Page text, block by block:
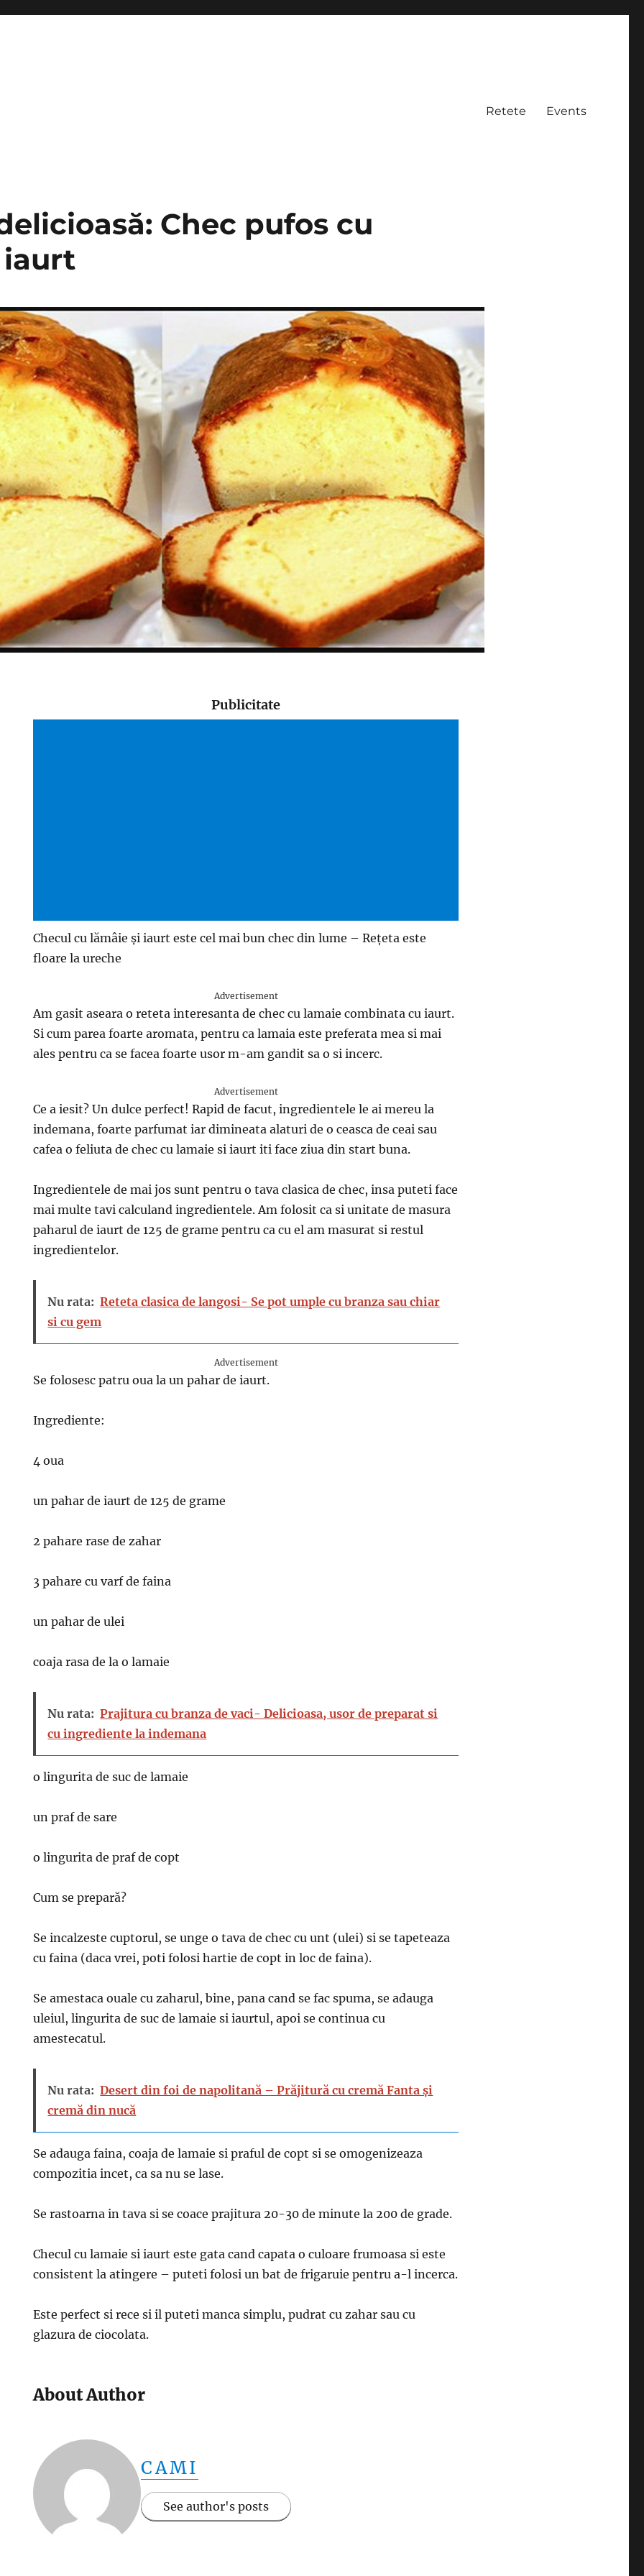
Retete Events
Chec pufos cu
iaurt
Publicitate
Checul cu lămâie și iaurt este cel mai bun chec din lume – Rețeta este
floare la ureche
Advertisement
Am gasit aseara o reteta interesanta de chec cu lamaie combinata cu iaurt.
Si cum parea foarte aromata, pentru ca lamaia este preferata mea si mai
ales pentru ca se facea foarte usor m-am gandit sa o si incerc.
Advertisement
Ce a iesit? Un dulce perfect! Rapid de facut, ingredientele le ai mereu la
indemana, foarte parfumat iar dimineata alaturi de o ceasca de ceai sau
cafea o feliuta de chec cu lamaie si iaurt iti face ziua din start buna.
Ingredientele de mai jos sunt pentru o tava clasica de chec, insa puteti face
mai multe tavi calculand ingredientele. Am folosit ca si unitate de masura
paharul de iaurt de 125 de grame pentru ca cu el am masurat si restul
ingredientelor.
Nu rata: Reteta clasica de langosi- Se pot umple cu branza sau chiar
si cu gem
Advertisement
Se folosesc patru oua la un pahar de iaurt.
Ingrediente:
4 oua
un pahar de iaurt de 125 de grame
2 pahare rase de zahar
3 pahare cu varf de faina
un pahar de ulei
coaja rasa de la o lamaie
Nu rata: Prajitura cu branza de vaci- Delicioasa, usor de preparat si
cu ingrediente la indemana
o lingurita de suc de lamaie
un praf de sare
o lingurita de praf de copt
Cum se prepară?
Se incalzeste cuptorul, se unge o tava de chec cu unt (ulei) si se tapeteaza
cu faina (daca vrei, poti folosi hartie de copt in loc de faina).
Se amestaca ouale cu zaharul, bine, pana cand se fac spuma, se adauga
uleiul, lingurita de suc de lamaie si iaurtul, apoi se continua cu
amestecatul.
Nu rata: Desert din foi de napolitană – Prăjitură cu cremă Fanta și
cremă din nucă
Se adauga faina, coaja de lamaie si praful de copt si se omogenizeaza
compozitia incet, ca sa nu se lase.
Se rastoarna in tava si se coace prajitura 20-30 de minute la 200 de grade.
Checul cu lamaie si iaurt este gata cand capata o culoare frumoasa si este
consistent la atingere – puteti folosi un bat de frigaruie pentru a-l incerca.
Este perfect si rece si il puteti manca simplu, pudrat cu zahar sau cu
glazura de ciocolata.
About Author
CAMI
See author's posts